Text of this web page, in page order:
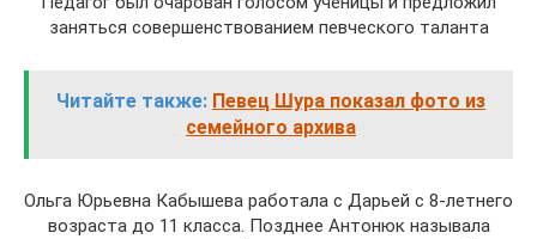
заняться совершенствованием певческого таланта
Читайте также: Певец Шура показал фото из
семейного архива
Ольга Юрьевна Кабышева работала с Дарьей с 8-летнего
возраста до 11 класса. Позднее Антонюк называла